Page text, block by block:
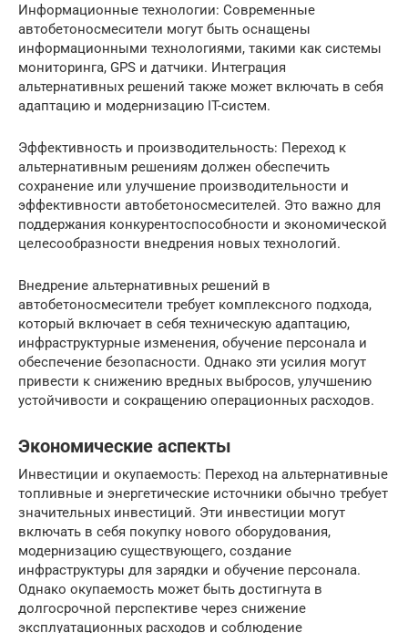
Информационные технологии: Современные
автобетоносмесители могут быть оснащены
информационными технологиями, такими как системы
мониторинга, GPS и датчики. Интеграция
альтернативных решений также может включать в себя
адаптацию и модернизацию IT-систем.
Эффективность и производительность: Переход к
альтернативным решениям должен обеспечить
сохранение или улучшение производительности и
эффективности автобетоносмесителей. Это важно для
поддержания конкурентоспособности и экономической
целесообразности внедрения новых технологий.
Внедрение альтернативных решений в
автобетоносмесители требует комплексного подхода,
который включает в себя техническую адаптацию,
инфраструктурные изменения, обучение персонала и
обеспечение безопасности. Однако эти усилия могут
привести к снижению вредных выбросов, улучшению
устойчивости и сокращению операционных расходов.
Экономические аспекты
Инвестиции и окупаемость: Переход на альтернативные
топливные и энергетические источники обычно требует
значительных инвестиций. Эти инвестиции могут
включать в себя покупку нового оборудования,
модернизацию существующего, создание
инфраструктуры для зарядки и обучение персонала.
Однако окупаемость может быть достигнута в
долгосрочной перспективе через снижение
эксплуатационных расходов и соблюдение